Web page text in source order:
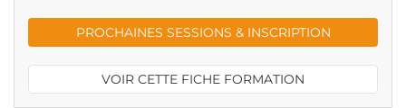
PROCHAINES SESSIONS & INSCRIPTION
VOIR CETTE FICHE FORMATION